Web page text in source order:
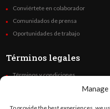
Conviértete en colaborador
Comunidados de prensa
Oportunidades de trabajo
Términos legales
Términos y condiciones